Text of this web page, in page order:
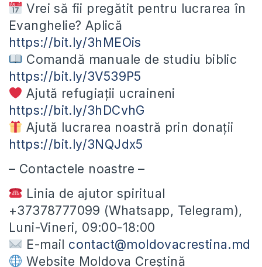
Vrei să fii pregătit pentru lucrarea în
Evanghelie? Aplică
https://bit.ly/3hMEOis
Comandă manuale de studiu biblic
https://bit.ly/3V539P5
Ajută refugiații ucraineni
https://bit.ly/3hDCvhG
Ajută lucrarea noastră prin donații
https://bit.ly/3NQJdx5
– Contactele noastre –
Linia de ajutor spiritual
+37378777099 (Whatsapp, Telegram),
Luni-Vineri, 09:00-18:00
E-mail contact@moldovacrestina.md
Website Moldova Creștină